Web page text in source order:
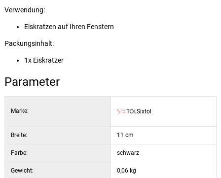
Verwendung:
Eiskratzen auf Ihren Fenstern
Packungsinhalt:
1x Eiskratzer
Parameter
Marke: Sixtol
Breite: 11 cm
Farbe: schwarz
Gewicht: 0,06 kg